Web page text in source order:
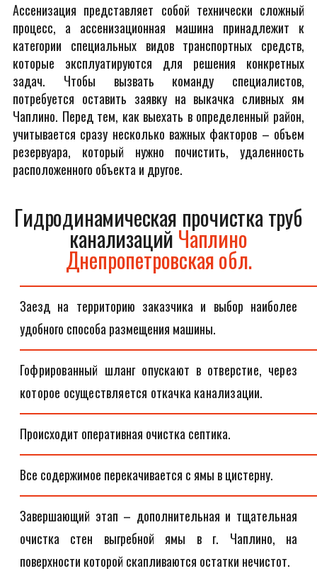
Ассенизация представляет собой технически сложный
процесс, а ассенизационная машина принадлежит к
категории специальных видов транспортных средств,
которые эксплуатируются для решения конкретных
задач. Чтобы вызвать команду специалистов,
потребуется оставить заявку на выкачка сливных ям
Чаплино. Перед тем, как выехать в определенный район,
учитывается сразу несколько важных факторов – объем
резервуара, который нужно почистить, удаленность
расположенного объекта и другое.
Гидродинамическая прочистка труб
канализаций Чаплино
Днепропетровская обл.
Заезд на территорию заказчика и выбор наиболее
удобного способа размещения машины.
Гофрированный шланг опускают в отверстие, через
которое осуществляется откачка канализации.
Происходит оперативная очистка септика.
Все содержимое перекачивается с ямы в цистерну.
Завершающий этап – дополнительная и тщательная
очистка стен выгребной ямы в г. Чаплино, на
поверхности которой скапливаются остатки нечистот.